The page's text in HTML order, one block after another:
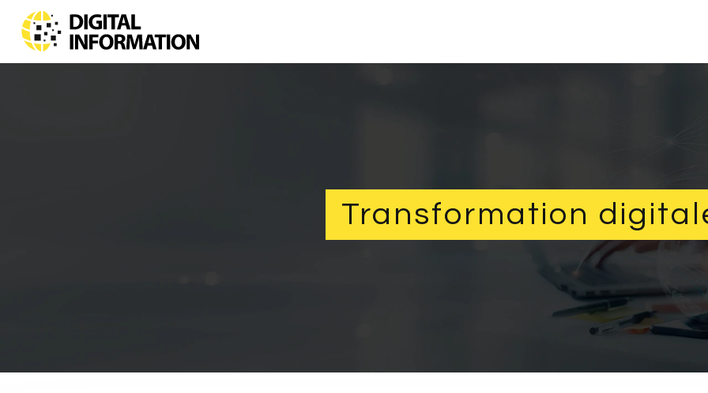
Transformation